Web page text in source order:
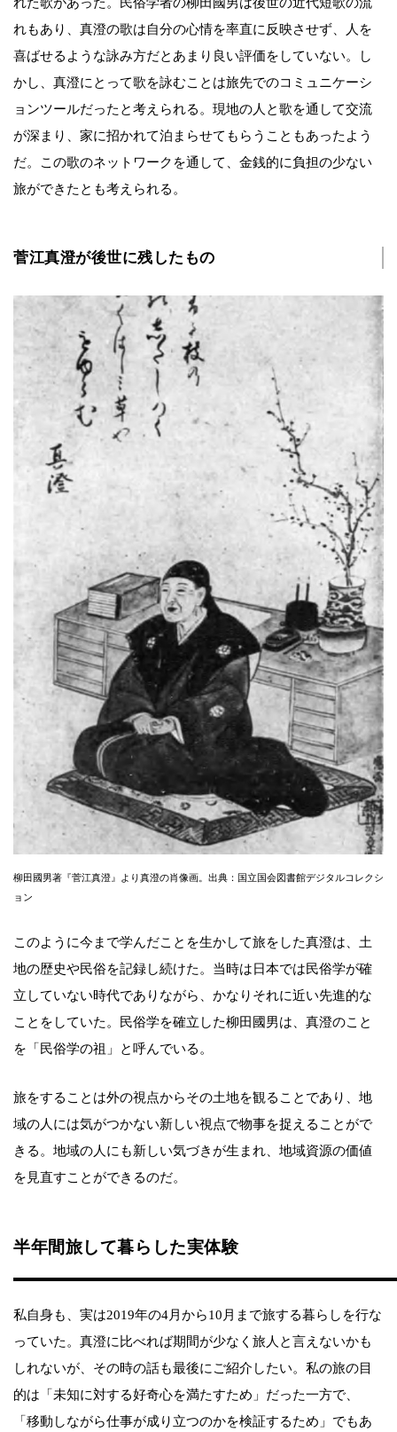
れもあり、真澄の歌は自分の心情を率直に反映させず、人を
喜ばせるような詠み方だとあまり良い評価をしていない。し
かし、真澄にとって歌を詠むことは旅先でのコミュニケーシ
ョンツールだったと考えられる。現地の人と歌を通して交流
が深まり、家に招かれて泊まらせてもらうこともあったよう
だ。この歌のネットワークを通して、金銭的に負担の少ない
旅ができたとも考えられる。
菅江真澄が後世に残したもの
柳田國男著『菅江真澄』より真澄の肖像画。出典：国立国会図書館デジタルコレクシ
ョン
このように今まで学んだことを生かして旅をした真澄は、土
地の歴史や民俗を記録し続けた。当時は日本では民俗学が確
立していない時代でありながら、かなりそれに近い先進的な
ことをしていた。民俗学を確立した柳田國男は、真澄のこと
を「民俗学の祖」と呼んでいる。
旅をすることは外の視点からその土地を観ることであり、地
域の人には気がつかない新しい視点で物事を捉えることがで
きる。地域の人にも新しい気づきが生まれ、地域資源の価値
を見直すことができるのだ。
半年間旅して暮らした実体験
私自身も、実は2019年の4月から10月まで旅する暮らしを行な
っていた。真澄に比べれば期間が少なく旅人と言えないかも
しれないが、その時の話も最後にご紹介したい。私の旅の目
的は「未知に対する好奇心を満たすため」だった一方で、
「移動しながら仕事が成り立つのかを検証するため」でもあ